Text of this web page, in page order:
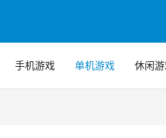
手机游戏 单机游戏 休闲